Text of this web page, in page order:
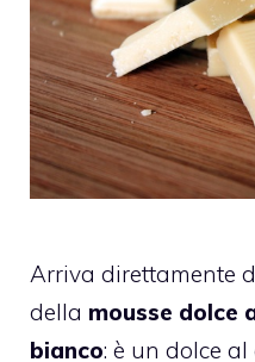
Arriva direttamente
della mousse dolce
bianco: è un dolce